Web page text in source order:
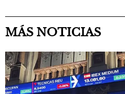
MÁS NOTICIAS